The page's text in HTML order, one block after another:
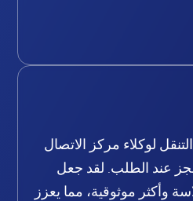
لوكلاء مركز الاتصال
عند الطلب. لقد جعل
وأكثر موثوقية، مما يعزز